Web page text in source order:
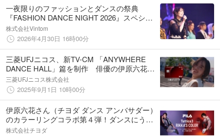
一夜限りのファッションとダンスの祭典
『FASHION DANCE NIGHT 2026』スペシャ
ルゲストに「伊原六花」を迎え、豪華10ブラ
ンド総勢20作品のダンスショーを披露！
株式会社Vintom
2026年4月30日 16時00分
三菱UFJニコス、新TV-CM 「ANYWHERE
DANCE HALL」篇を制作 俳優の伊原六花
（いはらりっか）さん出演、三菱UFJカード
がもたらす心躍る瞬間をダンスで訴求！
三菱UFJニコス株式会社
2025年9月1日 10時00分
伊原六花さん（チヨダ ダンス アンバサダー）
のカラーリングコラボ第４弾！ダンスにうれ
しい機能を搭載したFILA Tattica３の新色が登
株式会社チヨダ